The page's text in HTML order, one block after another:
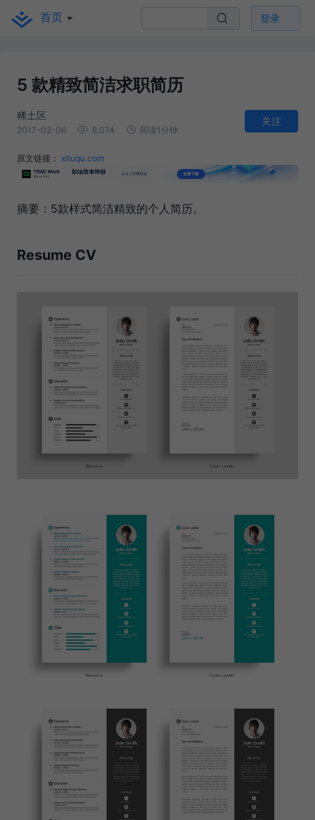
首页 登录
5 款精致简洁求职简历
稀土区
2017-02-06 8,074 阅读1分钟
关注
原文链接： xituqu.com
摘要：5款样式简洁精致的个人简历。
Resume CV